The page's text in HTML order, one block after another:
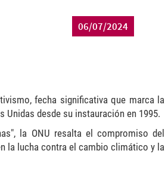
06/07/2024
fecha significativa que marca la
desde su instauración en 1995.
la ONU resalta el compromiso del
la lucha contra el cambio climático y la